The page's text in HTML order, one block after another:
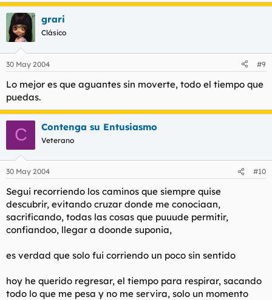
grari
Clásico
30 May 2004 #9
Lo mejor es que aguantes sin moverte, todo el tiempo que
puedas.
C Contenga su Entusiasmo
Veterano
30 May 2004 #10
Segui recorriendo los caminos que siempre quise
descubrir, evitando cruzar donde me conociaan,
sacrificando, todas las cosas que puuude permitir,
confiandoo, llegar a doonde suponia,
es verdad que solo fui corriendo un poco sin sentido
hoy he querido regresar, el tiempo para respirar, sacando
todo lo que me pesa y no me servira, solo un momento